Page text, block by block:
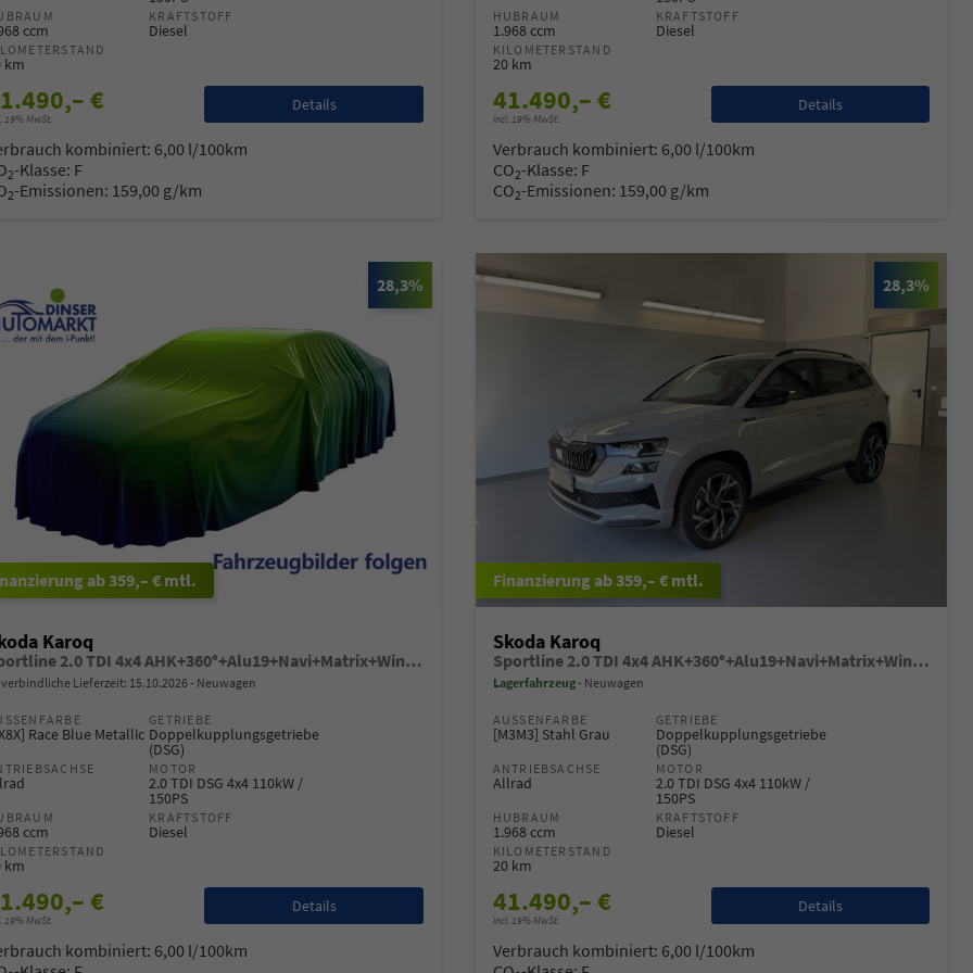
ccm
KRAFTSTOFF
Diesel
km
€
19% MwSt.
Details
kombiniert: 6,00 l/100km
2-Klasse: F
2-Emissionen: 159,00 g/km
HUBRAUM
1.968 ccm
KRAFTSTOFF
Diesel
KILOMETERSTAND
20 km
41.490,– €
incl. 19% MwSt.
Details
Verbrauch kombiniert: 6,00 l/100km
CO2-Klasse: F
CO2-Emissionen: 159,00 g/km
28,3%
ab 359,– € mtl.
Karoq
Sportline 2.0 TDI 4x4 AHK+360°+Alu19+Navi+Matrix+Winter+eHeck+Lounge+ACC+GV5
Lieferzeit: 15.10.2026 Neuwagen
Race Blue Metallic
GETRIEBE
Doppelkupplungsgetriebe
(DSG)
MOTOR
2.0 TDI DSG 4x4 110kW /
150PS
ccm
KRAFTSTOFF
Diesel
km
€
19% MwSt.
Details
kombiniert: 6,00 l/100km
28,3%
ab 359,– € mtl.
Skoda Karoq
Sportline 2.0 TDI 4x4 AHK+360°+Alu19+Navi+Matrix+Winter+eHeck+Lounge+ACC+GV5
Lagerfahrzeug Neuwagen
AUSSENFARBE
[M3M3] Stahl Grau
GETRIEBE
Doppelkupplungsgetriebe
(DSG)
ANTRIEBSACHSE
Allrad
MOTOR
2.0 TDI DSG 4x4 110kW /
150PS
HUBRAUM
1.968 ccm
KRAFTSTOFF
Diesel
KILOMETERSTAND
20 km
41.490,– €
incl. 19% MwSt.
Details
Verbrauch kombiniert: 6,00 l/100km